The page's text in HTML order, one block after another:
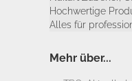
Hochwertige
Alles für
Mehr über...